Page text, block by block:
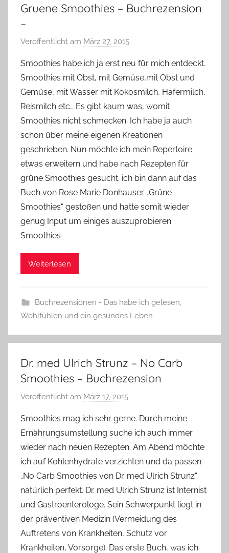
Gruene Smoothies – Buchrezension
–
Veröffentlicht am März 27, 2015
n
Y
v
o
n
n
e
Smoothies habe ich ja erst neu für mich entdeckt.
Smoothies mit Obst, mit Gemüse,mit Obst und
Gemüse, mit Wasser mit Kokosmilch, Hafermilch,
Reismilch etc… Es gibt kaum was, womit
Smoothies nicht schmecken. Ich habe ja auch
schon über meine eigenen Kreationen
geschrieben. Nun möchte ich mein Repertoire
etwas erweitern und habe nach Rezepten für
grüne Smoothies gesucht. ich bin dann auf das
Buch von Rose Marie Donhauser „Grüne
Smoothies“ gestoßen und hatte somit wieder
genug Input um einiges auszuprobieren.
Smoothies
Weiterlesen
Buchrezensionen - Das habe ich gelesen,
Wohlfühlen und ein gesundes Leben
Dr. med Ulrich Strunz – No Carb
Smoothies – Buchrezension
Veröffentlicht am März 17, 2015
n
Y
v
o
n
n
e
Smoothies mag ich sehr gerne. Durch meine
Ernährungsumstellung suche ich auch immer
wieder nach neuen Rezepten. Am Abend möchte
ich auf Kohlenhydrate verzichten und da passen
„No Carb Smoothies von Dr. med Ulrich Strunz“
natürlich perfekt. Dr. med Ulrich Strunz ist Internist
und Gastroenterologe. Sein Schwerpunkt liegt in
der präventiven Medizin (Vermeidung des
Auftretens von Krankheiten, Schutz vor
Krankheiten, Vorsorge). Das erste Buch, was ich